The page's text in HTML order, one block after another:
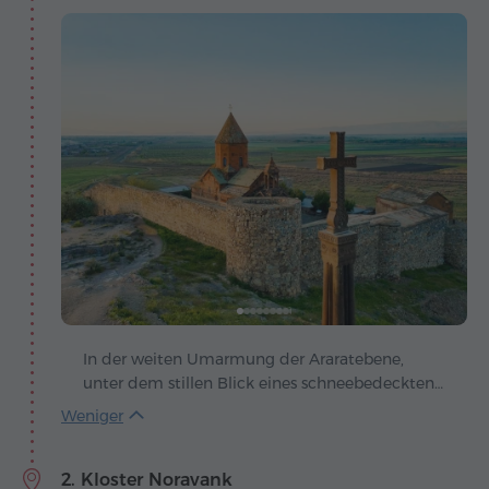
In der weiten Umarmung der Araratebene,
unter dem stillen Blick eines schneebedeckten
Giganten, erhebt sich Khor Virap – ein
Heiligtum, in dem Legende, Glaube und der
verschmelzen. Hier, so erzählt man, ließ König
2. Kloster Noravank